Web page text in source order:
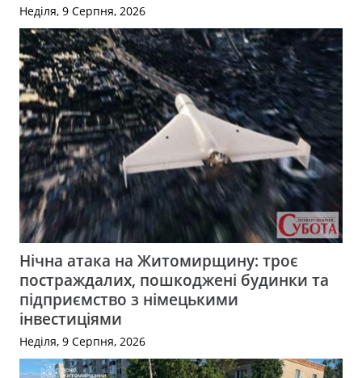
Неділя, 9 Серпня, 2026
Нічна атака на Житомирщину: троє
постраждалих, пошкоджені будинки та
підприємство з німецькими
інвестиціями
Неділя, 9 Серпня, 2026